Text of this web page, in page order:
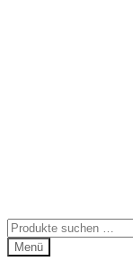
Suchen
nach:
Menü